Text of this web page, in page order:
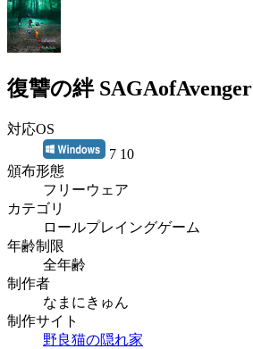
復讐の絆 SAGAofAvenger
対応OS
7 10
頒布形態
フリーウェア
カテゴリ
ロールプレイングゲーム
年齢制限
全年齢
制作者
なまにきゅん
制作サイト
野良猫の隠れ家